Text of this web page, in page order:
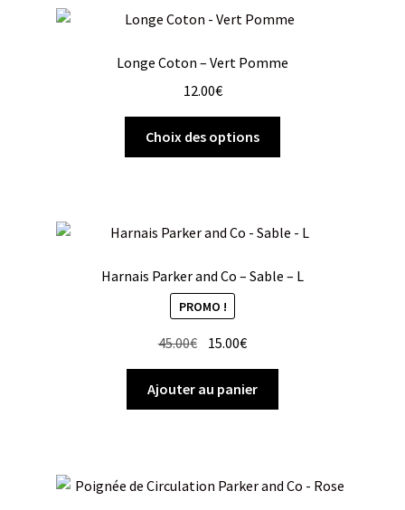
Longe Coton – Vert Pomme
12.00€
Choix des options
Harnais Parker and Co – Sable – L
PROMO !
45.00€ Le
prix
initial
était :
15.00€Le
prix
actuel
est :
Ajouter au panier